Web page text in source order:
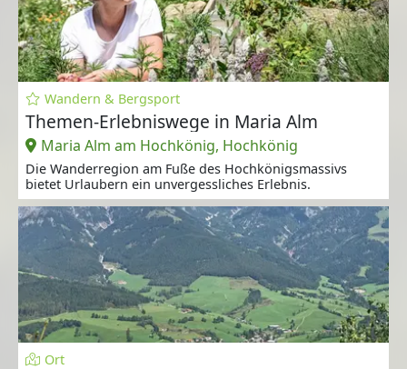
Wandern & Bergsport
Themen-Erlebniswege in Maria Alm
Maria Alm am Hochkönig, Hochkönig
Die Wanderregion am Fuße des Hochkönigsmassivs
bietet Urlaubern ein unvergessliches Erlebnis.
Ort